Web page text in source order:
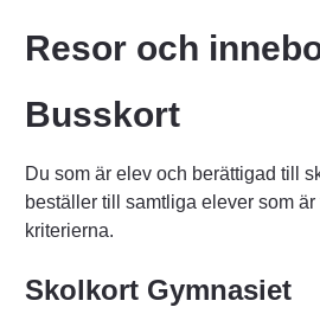
Resor och
Busskort
Du som är elev och berättigad till
beställer till samtliga elever som
kriterierna.
Skolkort Gymnasiet